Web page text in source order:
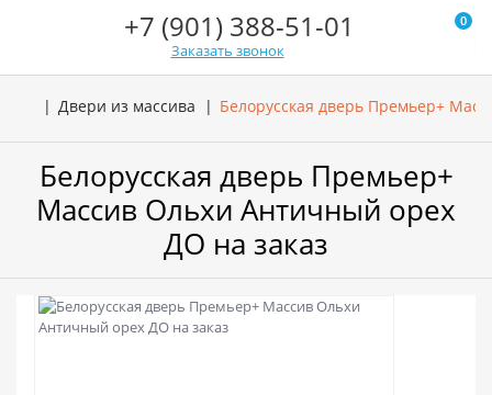
+7 (901) 388-51-01
Заказать звонок
0
Двери из массива Белорусская дверь Премьер+
Белорусская дверь Премьер+
Массив Ольхи Античный орех
ДО на заказ